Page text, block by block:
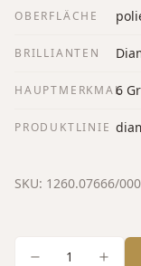
OBERFLÄCHE
BRILLIANTEN
HAUPTMERKMAL
6
PRODUKTLINIE
SKU: 1260.07666/
1